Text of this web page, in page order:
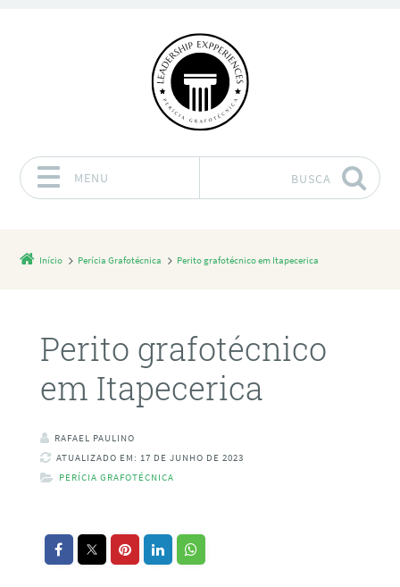
MENU BUSCA
Início Perícia Grafotécnica Perito grafotécnico em Itapecerica
Perito grafotécnico
em Itapecerica
RAFAEL PAULINO
ATUALIZADO EM: 17 DE JUNHO DE 2023
PERÍCIA GRAFOTÉCNICA